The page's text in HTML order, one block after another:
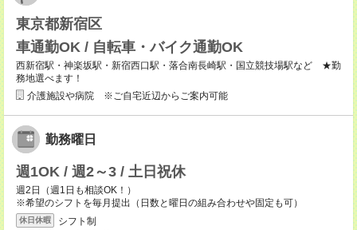
東京都新宿区
車通勤OK / 自転車・バイク通勤OK
西新宿駅・神楽坂駅・新宿西口駅・落合南長崎駅・国立競技場駅など ★勤
務地選べます！
介護施設や病院 ※ご自宅近辺からご案内可能
勤務曜日
週1OK / 週2～3 / 土日祝休
週2日（週1日も相談OK！）
※希望のシフトを毎月提出（日数と曜日の組み合わせや固定も可）
休日休暇
シフト制